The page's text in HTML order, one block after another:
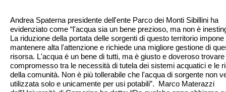
Andrea Spaterna presidente dell'ente Parco dei Monti Sibillini ha
evidenziato come “l'acqua sia un bene prezioso, ma non è
La riduzione della portata delle sorgenti di questo territorio impone
mantenere alta l'attenzione e richiede una migliore gestione di
risorsa. L'acqua è un bene di tutti, ma è giusto e doveroso trovare
compromesso tra le necessità di tutela dei sistemi acquatici e le
della comunità. Non è più tollerabile che l'acqua di sorgente non
utilizzata solo e unicamente per usi potabili”. Marco Materazzi